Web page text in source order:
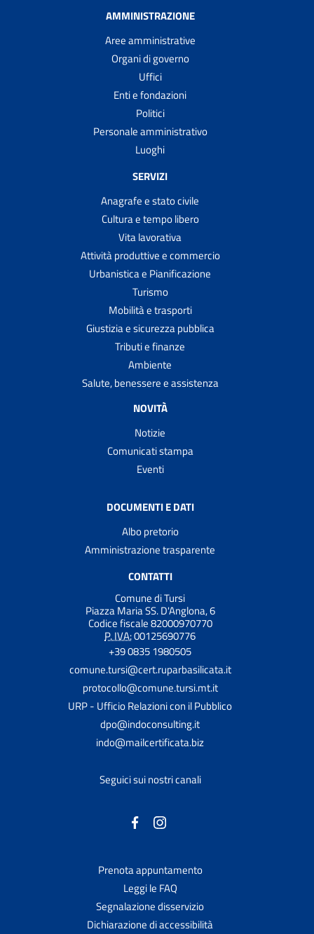
AMMINISTRAZIONE
Aree amministrative
Organi di governo
Uffici
Enti e fondazioni
Politici
Personale amministrativo
Luoghi
SERVIZI
Anagrafe e stato civile
Cultura e tempo libero
Vita lavorativa
Attività produttive e commercio
Urbanistica e Pianificazione
Turismo
Mobilità e trasporti
Giustizia e sicurezza pubblica
Tributi e finanze
Ambiente
Salute, benessere e assistenza
NOVITÀ
Notizie
Comunicati stampa
Eventi
DOCUMENTI E DATI
Albo pretorio
Amministrazione trasparente
CONTATTI
Comune di Tursi
Piazza Maria SS. D'Anglona, 6
Codice fiscale 82000970770
P. IVA:00125690776
+39 0835 1980505
comune.tursi@cert.ruparbasilicata.it
protocollo@comune.tursi.mt.it
URP - Ufficio Relazioni con il Pubblico
dpo@indoconsulting.it
indo@mailcertificata.biz
Seguici sui nostri canali
Prenota appuntamento
Leggi le FAQ
Segnalazione disservizio
Dichiarazione di accessibilità